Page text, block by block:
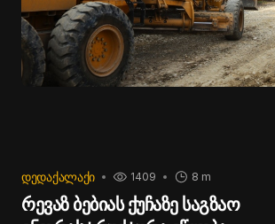
ᲓᲔᲓᲐᲥᲐᲚᲐᲥᲘ 8 m
1409
რევაზ ბებიას ქუჩაზე საგზაო